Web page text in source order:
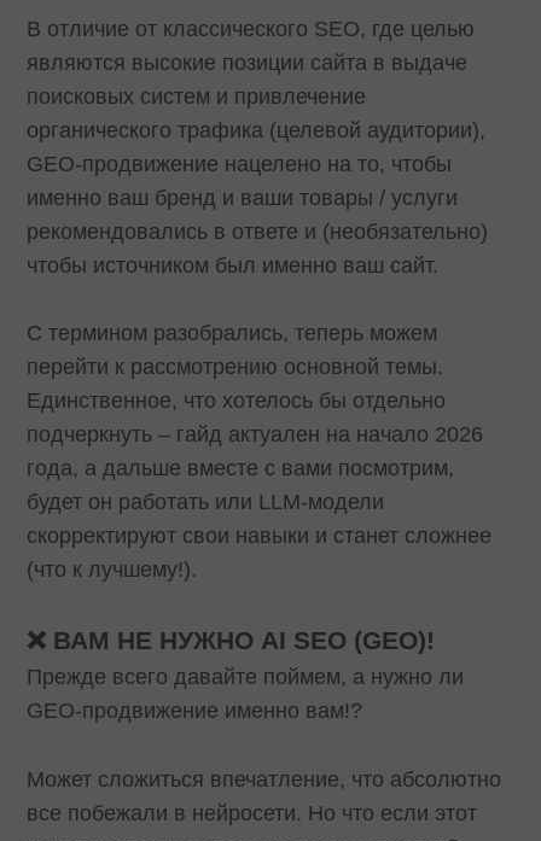
В отличие от классического SEO, где целью
являются высокие позиции сайта в выдаче
поисковых систем и привлечение
органического трафика (целевой аудитории),
GEO-продвижение нацелено на то, чтобы
именно ваш бренд и ваши товары / услуги
рекомендовались в ответе и (необязательно)
чтобы источником был именно ваш сайт.
С термином разобрались, теперь можем
перейти к рассмотрению основной темы.
Единственное, что хотелось бы отдельно
подчеркнуть – гайд актуален на начало 2026
года, а дальше вместе с вами посмотрим,
будет он работать или LLM-модели
скорректируют свои навыки и станет сложнее
(что к лучшему!).
❌ ВАМ НЕ НУЖНО AI SEO (GEO)!
Прежде всего давайте поймем, а нужно ли
GEO-продвижение именно вам!?
Может сложиться впечатление, что абсолютно
все побежали в нейросети. Но что если этот